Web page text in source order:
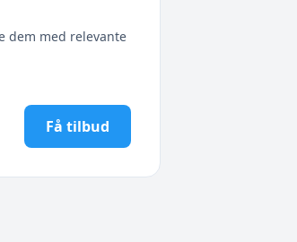
dem med relevante
Få tilbud